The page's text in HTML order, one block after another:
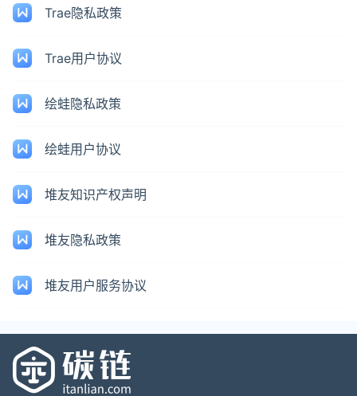
Trae隐私政策
Trae用户协议
绘蛙隐私政策
绘蛙用户协议
堆友知识产权声明
堆友隐私政策
堆友用户服务协议